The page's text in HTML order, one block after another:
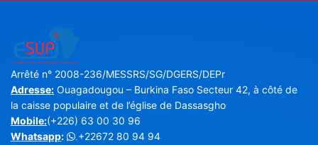
Arrêté n° 2008-236/MESSRS/SG/DGERS/DEPr
Adresse: Ouagadougou – Burkina Faso Secteur 42, à côté de
la caisse populaire et de l’église de Dassasgho
Mobile:(+226) 63 00 30 96
Whatsapp:
+22672 80 94 94